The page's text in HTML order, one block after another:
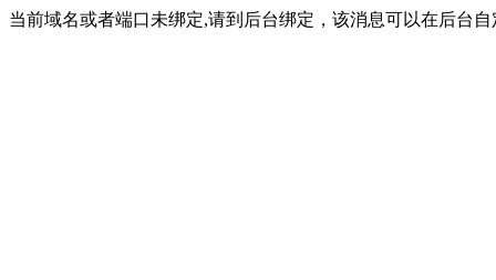
当前域名或者端口未绑定,请到后台绑定，该消息可以在后台自